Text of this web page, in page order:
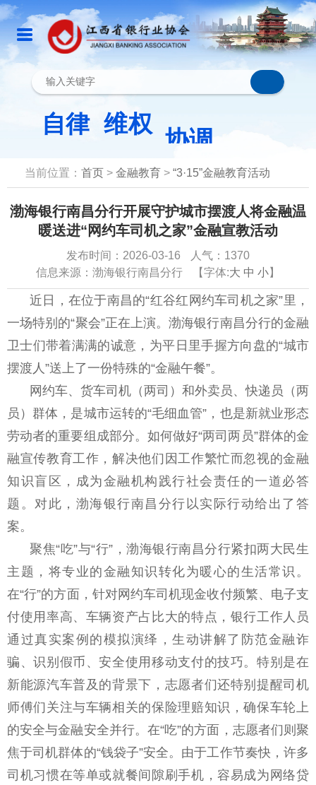
当前位置： 首页 > 金融教育 > “3·15”金融教育活动
渤海银行南昌分行开展守护城市摆渡人将金融温
暖送进“网约车司机之家”金融宣教活动
发布时间：2026-03-16
人气：1370
信息来源：渤海银行南昌分行
【字体:大 中 小】
近日，在位于南昌的“红谷红网约车司机之家”里，
一场特别的“聚会”正在上演。渤海银行南昌分行的金融
卫士们带着满满的诚意，为平日里手握方向盘的“城市
摆渡人”送上了一份特殊的“金融午餐”。
网约车、货车司机（两司）和外卖员、快递员（两
员）群体，是城市运转的“毛细血管”，也是新就业形态
劳动者的重要组成部分。如何做好“两司两员”群体的金
融宣传教育工作，解决他们因工作繁忙而忽视的金融
知识盲区，成为金融机构践行社会责任的一道必答
题。对此，渤海银行南昌分行以实际行动给出了答
案。
聚焦“吃”与“行”，渤海银行南昌分行紧扣两大民生
主题，将专业的金融知识转化为暖心的生活常识。
在“行”的方面，针对网约车司机现金收付频繁、电子支
付使用率高、车辆资产占比大的特点，银行工作人员
通过真实案例的模拟演绎，生动讲解了防范金融诈
骗、识别假币、安全使用移动支付的技巧。特别是在
新能源汽车普及的背景下，志愿者们还特别提醒司机
师傅们关注与车辆相关的保险理赔知识，确保车轮上
的安全与金融安全并行。在“吃”的方面，志愿者们则聚
焦于司机群体的“钱袋子”安全。由于工作节奏快，许多
司机习惯在等单或就餐间隙刷手机，容易成为网络贷